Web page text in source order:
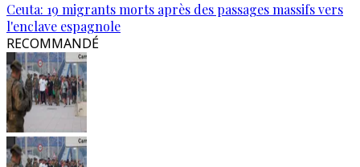
Ceuta: 19 migrants morts après des passages massifs vers
l'enclave espagnole
RECOMMANDÉ